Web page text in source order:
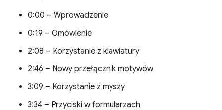
0:00 – Wprowadzenie
0:19 – Omówienie
2:08 – Korzystanie z klawiatury
2:46 – Nowy przełącznik motywów
3:09 – Korzystanie z myszy
3:34 – Przyciski w formularzach